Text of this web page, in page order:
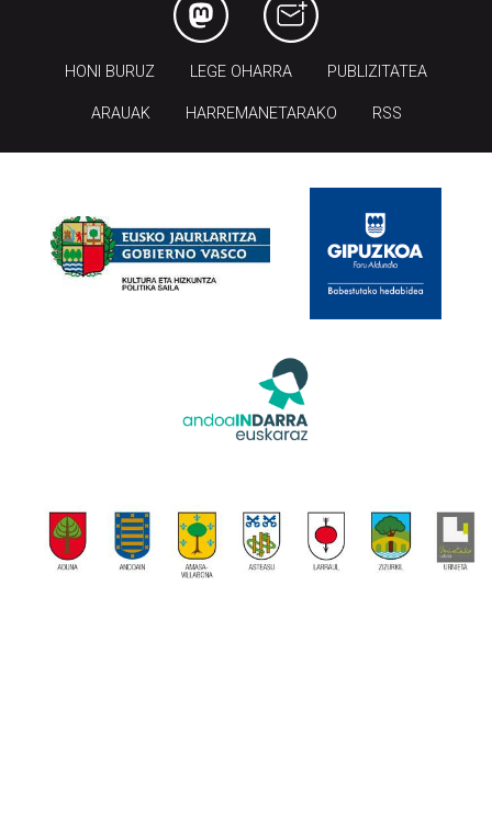
HONI BURUZ LEGE OHARRA PUBLIZITATEA
ARAUAK HARREMANETARAKO RSS